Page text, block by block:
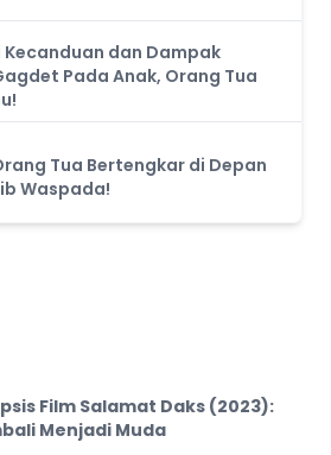
Kecanduan dan Dampak
Pada Anak, Orang Tua
Tua Bertengkar di Depan
Waspada!
Film Salamat Daks (2023):
Menjadi Muda